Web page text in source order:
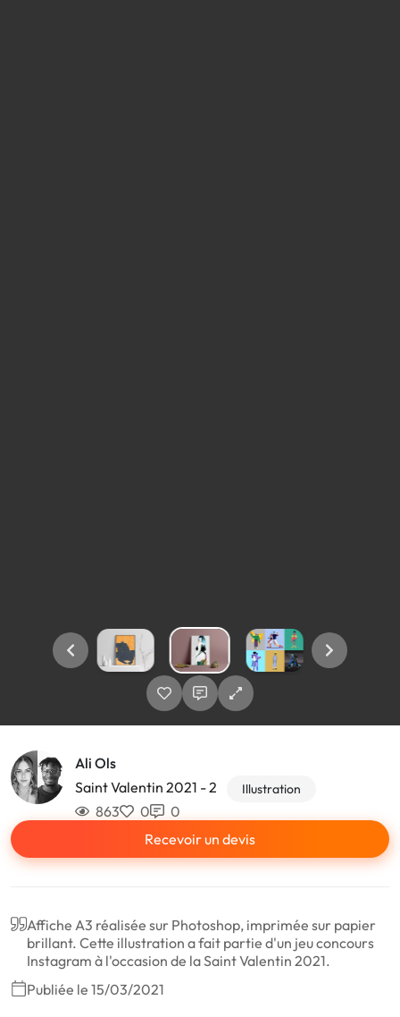
Ali Ols
Saint Valentin 2021 - 2
Illustration
863 0
0
Recevoir un devis
Affiche A3 réalisée sur Photoshop, imprimée sur papier
brillant. Cette illustration a fait partie d'un jeu concours
Instagram à l'occasion de la Saint Valentin 2021.
Publiée le 15/03/2021